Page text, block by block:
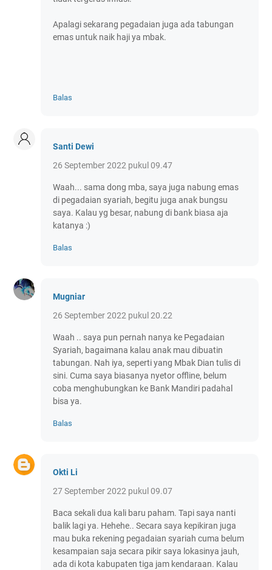
Apalagi sekarang pegadaian juga ada tabungan
emas untuk naik haji ya mbak.
Balas
Santi Dewi
26 September 2022 pukul 09.47
Waah... sama dong mba, saya juga nabung emas
di pegadaian syariah, begitu juga anak bungsu
saya. Kalau yg besar, nabung di bank biasa aja
katanya :)
Balas
Mugniar
26 September 2022 pukul 20.22
Waah .. saya pun pernah nanya ke Pegadaian
Syariah, bagaimana kalau anak mau dibuatin
tabungan. Nah iya, seperti yang Mbak Dian tulis di
sini. Cuma saya biasanya nyetor offline, belum
coba menghubungkan ke Bank Mandiri padahal
bisa ya.
Balas
Okti Li
27 September 2022 pukul 09.07
Baca sekali dua kali baru paham. Tapi saya nanti
balik lagi ya. Hehehe.. Secara saya kepikiran juga
mau buka rekening pegadaian syariah cuma belum
kesampaian saja secara pikir saya lokasinya jauh,
ada di kota kabupaten tiga jam kendaraan. Kalau